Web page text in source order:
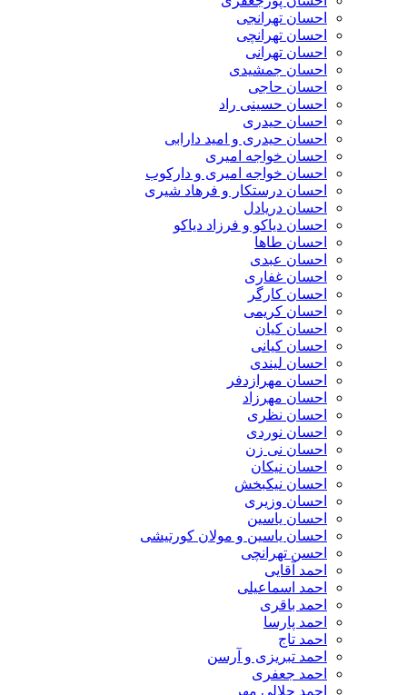
احسان تهرانجی
احسان تهرانچی
احسان تهرانی
احسان جمشیدی
احسان حاجی
احسان حسینی راد
احسان حیدری
احسان حیدری و امید دارابی
احسان خواجه امیری
احسان خواجه امیری و دارکوب
احسان درستكار و فرهاد شيرى
احسان دریادل
احسان دیاکو و فرزاد دیاکو
احسان طاها
احسان عبدی
احسان غفاری
احسان کارگر
احسان کریمی
احسان کیان
احسان کیانی
احسان لیندی
احسان مهرازدفر
احسان مهرزاد
احسان نظری
احسان نوردی
احسان نی زن
احسان نیکان
احسان نیکبخش
احسان وزیری
احسان یاسین
احسان یاسین و مولان کورتیشی
احسن تهرانچی
احمد آقایی
احمد اسماعیلی
احمد باقری
احمد پارسا
احمد تاج
احمد تبریزی و آرسن
احمد جعفری
احمد جلالی مهر